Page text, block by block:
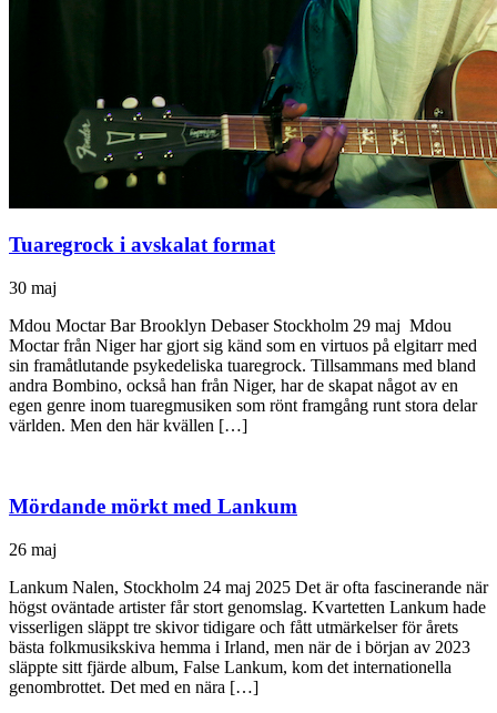
Tuaregrock i avskalat format
30 maj
Mdou Moctar Bar Brooklyn Debaser Stockholm 29 maj Mdou
Moctar från Niger har gjort sig känd som en virtuos på elgitarr med
sin framåtlutande psykedeliska tuaregrock. Tillsammans med bland
andra Bombino, också han från Niger, har de skapat något av en
egen genre inom tuaregmusiken som rönt framgång runt stora delar
världen. Men den här kvällen […]
Mördande mörkt med Lankum
26 maj
Lankum Nalen, Stockholm 24 maj 2025 Det är ofta fascinerande när
högst oväntade artister får stort genomslag. Kvartetten Lankum hade
visserligen släppt tre skivor tidigare och fått utmärkelser för årets
bästa folkmusikskiva hemma i Irland, men när de i början av 2023
släppte sitt fjärde album, False Lankum, kom det internationella
genombrottet. Det med en nära […]